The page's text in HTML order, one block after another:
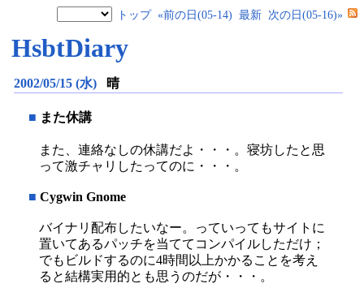
トップ «前の日(05-14) 最新 次の日(05-16)»
HsbtDiary
2002/05/15 (水) 晴
■ また休講
また、連絡なしの休講だよ・・・。寝坊したと思
って激チャリしたってのに・・・。
■ Cygwin Gnome
バイナリ配布したいなー。っていってもサイトに
置いてあるパッチを当ててコンパイルしただけ；
でもビルドするのに4時間以上かかることを考え
ると結構実用的とも思うのだが・・・。